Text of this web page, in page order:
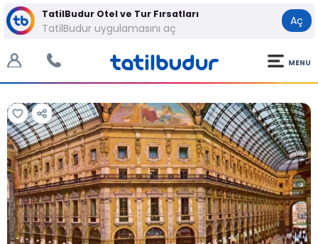
TatilBudur Otel ve Tur Fırsatları
TatilBudur uygulamasını aç
Aç
MENU
Tüm Fotoğraflar